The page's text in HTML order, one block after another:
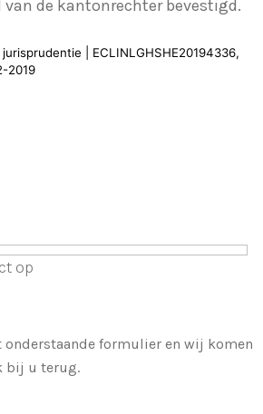
van de kantonrechter bevestigd.
| ECLINLGHSHE20194336,
2019
op
onderstaande formulier en wij komen
bij u terug.